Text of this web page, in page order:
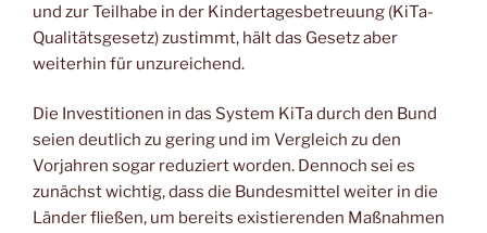
und zur Teilhabe in der Kindertagesbetreuung (KiTa-
Qualitätsgesetz) zustimmt, hält das Gesetz aber
weiterhin für unzureichend.
Die Investitionen in das System KiTa durch den Bund
seien deutlich zu gering und im Vergleich zu den
Vorjahren sogar reduziert worden. Dennoch sei es
zunächst wichtig, dass die Bundesmittel weiter in die
Länder fließen, um bereits existierenden Maßnahmen